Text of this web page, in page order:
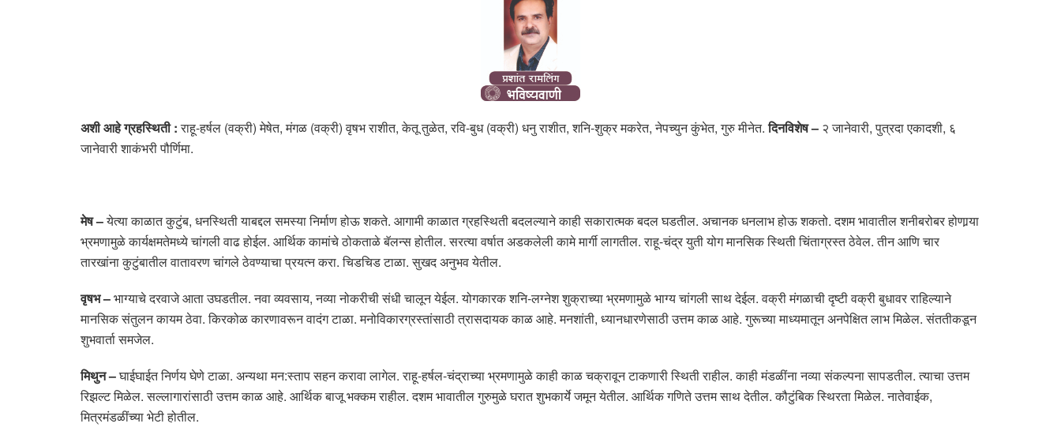
अशी आहे ग्रहस्थिती :राहू-हर्षल (वक्री) मेषेत, मंगळ (वक्री) वृषभ राशीत, केतू तुळेत, रवि-बुध (वक्री) धनु राशीत, शनि-शुक्र मकरेत, नेपच्युन कुंभेत, गुरु मीनेत.दिनविशेष – २ जानेवारी, पुत्रदा एकादशी, ६
जानेवारी शाकंभरी पौर्णिमा.
मेष –येत्या काळात कुटुंब, धनस्थिती याबद्दल समस्या निर्माण होऊ शकते. आगामी काळात ग्रहस्थिती बदलल्याने काही सकारात्मक बदल घडतील. अचानक धनलाभ होऊ शकतो. दशम भावातील शनीबरोबर होणार्‍या
भ्रमणामुळे कार्यक्षमतेमध्ये चांगली वाढ होईल. आर्थिक कामांचे ठोकताळे बॅलन्स होतील. सरत्या वर्षात अडकलेली कामे मार्गी लागतील. राहू-चंद्र युती योग मानसिक स्थिती चिंताग्रस्त ठेवेल. तीन आणि चार
तारखांना कुटुंबातील वातावरण चांगले ठेवण्याचा प्रयत्न करा. चिडचिड टाळा. सुखद अनुभव येतील.
वृषभ –भाग्याचे दरवाजे आता उघडतील. नवा व्यवसाय, नव्या नोकरीची संधी चालून येईल. योगकारक शनि-लग्नेश शुक्राच्या भ्रमणामुळे भाग्य चांगली साथ देईल. वक्री मंगळाची दृष्टी वक्री बुधावर राहिल्याने
मानसिक संतुलन कायम ठेवा. किरकोळ कारणावरून वादंग टाळा. मनोविकारग्रस्तांसाठी त्रासदायक काळ आहे. मनशांती, ध्यानधारणेसाठी उत्तम काळ आहे. गुरूच्या माध्यमातून अनपेक्षित लाभ मिळेल. संततीकडून
शुभवार्ता समजेल.
मिथुन –घाईघाईत निर्णय घेणे टाळा. अन्यथा मन:स्ताप सहन करावा लागेल. राहू-हर्षल-चंद्राच्या भ्रमणामुळे काही काळ चक्रावून टाकणारी स्थिती राहील. काही मंडळींना नव्या संकल्पना सापडतील. त्याचा उत्तम
रिझल्ट मिळेल. सल्लागारांसाठी उत्तम काळ आहे. आर्थिक बाजू भक्कम राहील. दशम भावातील गुरुमुळे घरात शुभकार्ये जमून येतील. आर्थिक गणिते उत्तम साथ देतील. कौटुंबिक स्थिरता मिळेल. नातेवाईक,
मित्रमंडळींच्या भेटी होतील.